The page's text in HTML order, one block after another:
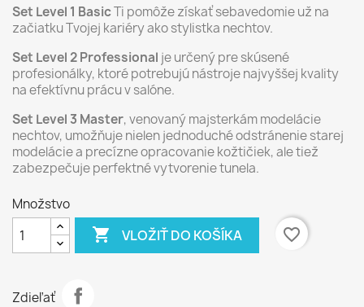
Set Level 1 BasicTi pomôže získať sebavedomie už na
začiatku Tvojej kariéry ako stylistka nechtov.
Set Level 2 Professional je určený pre skúsené
profesionálky, ktoré potrebujú nástroje najvyššej kvality
na efektívnu prácu v salóne.
Set Level 3 Master, venovaný majsterkám modelácie
nechtov, umožňuje nielen jednoduché odstránenie starej
modelácie a precízne opracovanie kožtičiek, ale tiež
zabezpečuje perfektné vytvorenie tunela.
Množstvo
 VLOŽIŤ DO KOŠÍKA favorite_border
Zdieľať